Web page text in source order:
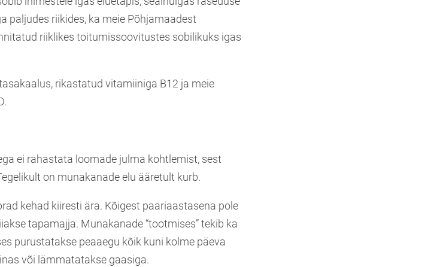
paljudes riikides, ka meie Põhjamaadest
riiklikes toitumissoovitustes sobilikuks igas
rikastatud vitamiiniga B12 ja meie
ei rahastata loomade julma kohtlemist, sest
on munakanade elu ääretult kurb.
kehad kiiresti ära. Kõigest paariaastasena pole
tapamajja. Munakanade “tootmises” tekib ka
purustatakse peaaegu kõik kuni kolme päeva
või lämmatatakse gaasiga.